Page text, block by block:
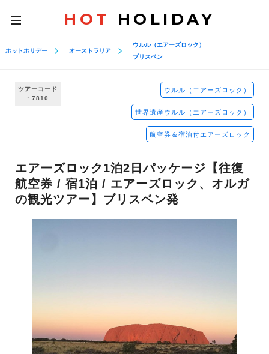
toggle
navigation
HOT HOLIDAY
ホットホリデー オーストラリア
ウルル（エアーズロック）
ブリスベン
ツアーコード
: 7810
ウルル（エアーズロック）
世界遺産ウルル（エアーズロック）
航空券＆宿泊付エアーズロック
エアーズロック1泊2日パッケージ【往復
航空券 / 宿1泊 / エアーズロック、オルガ
の観光ツアー】ブリスベン発